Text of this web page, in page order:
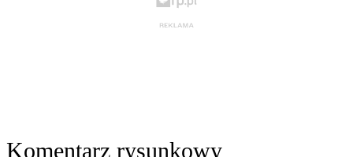
Komentarz rysunkowy